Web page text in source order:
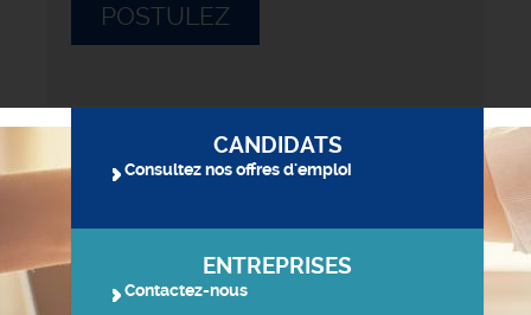
POSTULEZ
CANDIDATS
Consultez nos offres d'emploi
ENTREPRISES
Contactez-nous